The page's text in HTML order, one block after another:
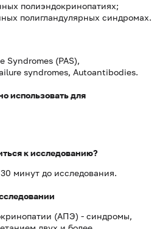
полиэндокринопатиях;
полигландулярных синдромах.
Syndromes (PAS),
syndromes, Autoantibodies.
использовать для
к исследованию?
минут до исследования.
(АПЭ) - синдромы,